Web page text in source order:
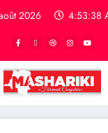
2026 4:53:39